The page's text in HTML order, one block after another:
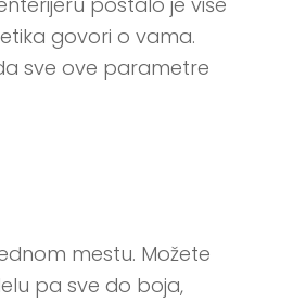
govori o vama.
sve ove parametre
mestu. Možete
pa sve do boja,